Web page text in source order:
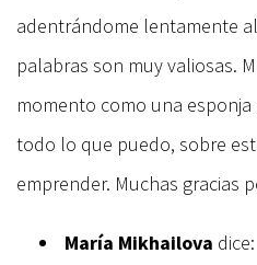
adentrándome lentamente
palabras son muy valiosas.
momento como una
todo lo que puedo, sobre
emprender. Muchas gracias
María Mikhailova dice: